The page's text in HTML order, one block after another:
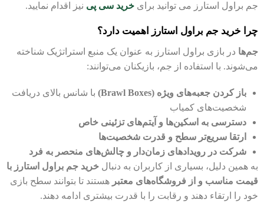
جم براول استارز می توانید برای خرید سی پی نیز اقدام نمایید.
چرا خرید جم براول استارز اهمیت دارد؟
جم‌ها در بازی براول استارز به عنوان یک منبع استراتژیک شناخته
می‌شوند. با استفاده از جم، بازیکنان می‌توانند:
باز کردن جعبه‌های ویژه (Brawl Boxes)
با شانس بالای دریافت
شخصیت‌های کمیاب
دسترسی به اسکین‌ها و آیتم‌های تزئینی خاص
ارتقا سریع‌تر سطح و قدرت شخصیت‌ها
شرکت در رویدادهای زمان‌دار و چالش‌های منحصر به فرد
به همین دلیل، بسیاری از کاربران به دنبال خرید جم براول استارز با
قیمت مناسب و از فروشگاه‌های معتبر هستند تا بتوانند سطح بازی
خود را ارتقاء دهند و رقابت را با قدرت بیشتری ادامه دهند.